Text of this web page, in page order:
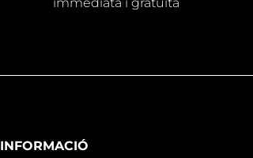
INFORMACIÓ